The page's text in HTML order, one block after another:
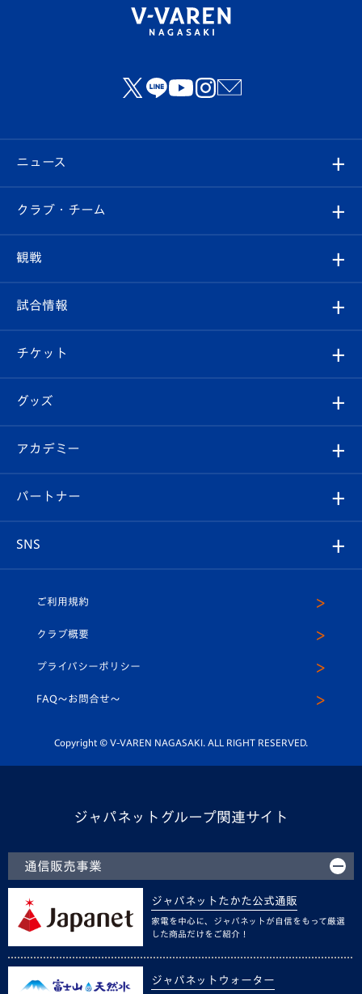
ニュース
すべて
クラブ
試合情報
チケット
イベント
メディア
ホームタウン
クラブ・チーム
クラブ概要
エンブレム紹介
スタッフプロフィール
マスコット紹介
平和祈念活動
ホームタウン活動
観戦
観戦ルール
はじめての観戦ガイド
Revive Team
ヴィヴィくんの長崎おもてなしガイド
試合情報
試合日程/結果
フォトギャラリー
スタジアムグルメ
チケット
チケット
V-LOVERS（ファンクラブ）
プレイヤーズスイート
グッズ
オンラインショップ
店舗情報
アカデミー
育成からのお知らせ
U-18
スクール
パートナー
SNS
ヴィヴィくんインスタグラム
公式LINE＠
ご利用規約
クラブ概要
プライバシーポリシー
FAQ〜お問合せ〜
Copyright © V-VAREN NAGASAKI. ALL RIGHT RESERVED.
ジャパネットグループ関連サイト
通信販売事業
ジャパネットたかた公式通販
家電を中心に、ジャパネットが自信をもって厳選
した商品だけをご紹介！
ジャパネットウォーター